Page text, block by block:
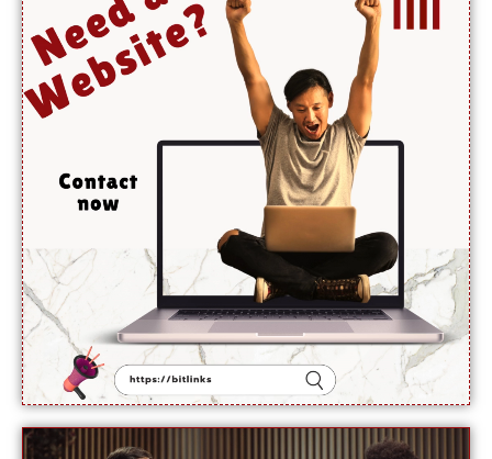
حیثیت
ترجمان یو
این